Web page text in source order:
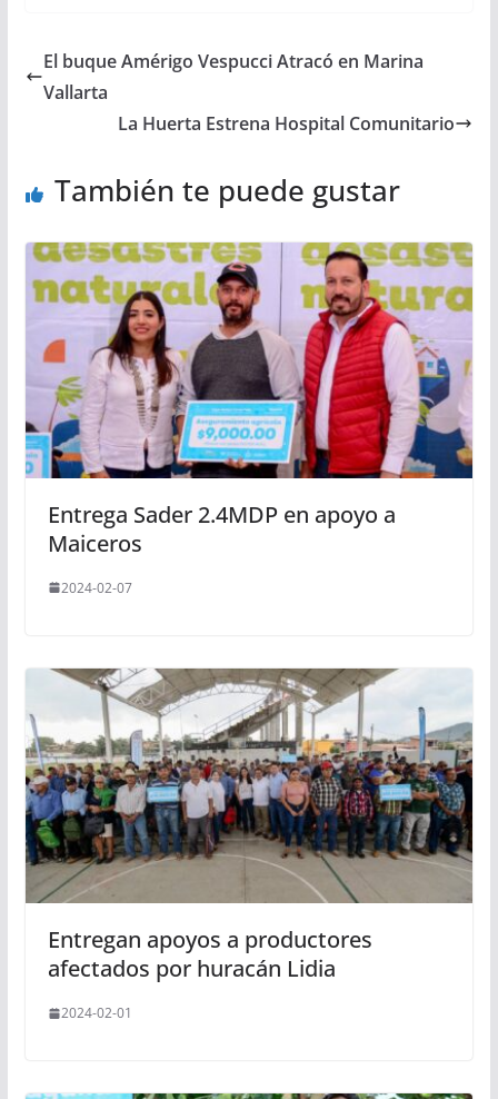
El buque Amérigo Vespucci Atracó en Marina
Vallarta
La Huerta Estrena Hospital Comunitario
También te puede gustar
Entrega Sader 2.4MDP en apoyo a
Maiceros
2024-02-07
Entregan apoyos a productores
afectados por huracán Lidia
2024-02-01